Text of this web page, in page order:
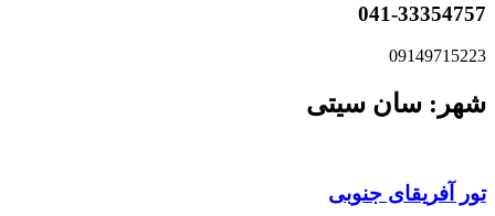
041-33354757
09149715223
شهر: سان سیتی
تور آفریقای جنوبی